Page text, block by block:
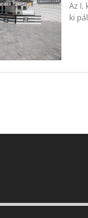
Az I.
ki